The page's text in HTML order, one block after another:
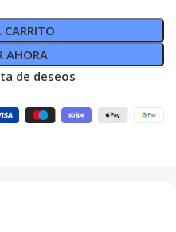
AHORA
de deseos